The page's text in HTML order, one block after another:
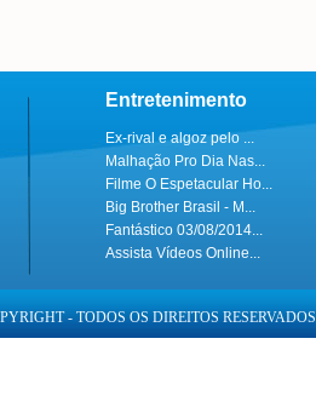
Entretenimento
Ex-rival e algoz pelo ...
Malhação Pro Dia Nas...
Filme O Espetacular Ho...
Big Brother Brasil - M...
Fantástico 03/08/2014...
Assista Vídeos Online...
- TODOS OS DIREITOS RESERVADOS